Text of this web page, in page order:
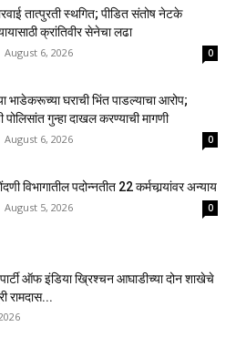
तात्पुरती स्थगित; पीडित संतोष नेटके
क्रांतिवीर सेनेचा लढा
August 6, 2026 0
भाडेकरूच्या घराची भिंत पाडल्याचा आरोप;
पोलिसांत गुन्हा दाखल करण्याची मागणी
August 6, 2026 0
विभागातील पदोन्नतीत 22 कर्मचार्‍यांवर अन्याय
August 5, 2026 0
ऑफ इंडिया ख्रिश्चन आघाडीच्या दोन शाखेचे
रामदास...